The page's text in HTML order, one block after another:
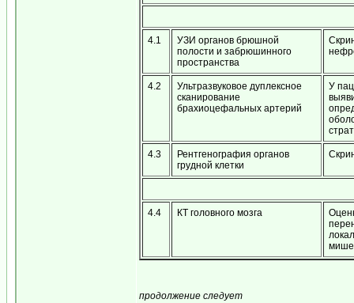
4.1
УЗИ органов брюшной
полости и забрюшинного
пространства
4.2
Ультразвуковое дуплексное
сканирование
брахиоцефальных артерий
У
4.3
Рентгенография органов
грудной клетки
4.4 КТ головного мозга
продолжение следует